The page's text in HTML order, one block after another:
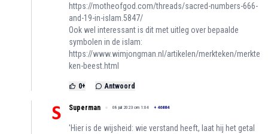
https://motheofgod.com/threads/sacred-numbers-666-
and-19-in-islam.5847/
Ook wel interessant is dit met uitleg over bepaalde
symbolen in de islam:
https://www.wimjongman.nl/artikelen/merkteken/merkte
ken-beest.html
0+ Antwoord
Superman 08 juli 2023 om 1:04 + 46884
'Hier is de wijsheid: wie verstand heeft, laat hij het getal